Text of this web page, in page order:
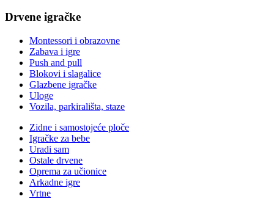
Drvene igračke
Montessori i obrazovne
Zabava i igre
Push and pull
Blokovi i slagalice
Glazbene igračke
Uloge
Vozila, parkirališta, staze
Zidne i samostojeće ploče
Igračke za bebe
Uradi sam
Ostale drvene
Oprema za učionice
Arkadne igre
Vrtne